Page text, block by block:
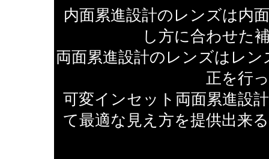
内面累進設計のレンズは内
し方に合わせた
両面累進設計のレンズはレ
正を行
可変インセット両面累進設
て最適な見え方を提供出来